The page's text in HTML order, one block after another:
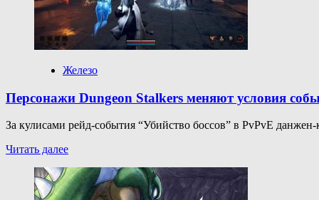
Железо
Персонажи Dungeon Stalkers меняют условия
За кулисами рейд-события “Убийство боссов” в PvPvE
Читать далееПрочитать
о
Персонажи